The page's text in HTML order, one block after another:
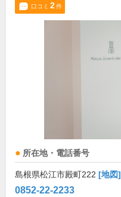
口コミ 2件
所在地・電話番号
島根県松江市殿町222 [地図]
0852-22-2233